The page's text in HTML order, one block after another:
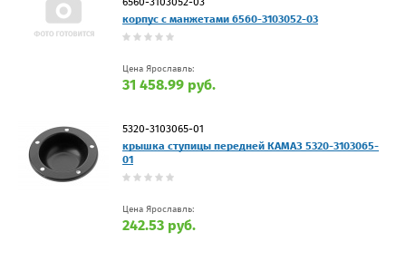
корпус с манжетами 6560-3103052-03
Цена Ярославль:
31 458.99 руб.
5320-3103065-01
крышка ступицы передней КАМАЗ 5320-3103065-
01
Цена Ярославль:
242.53 руб.